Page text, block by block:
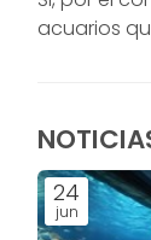
acuarios
24
jun